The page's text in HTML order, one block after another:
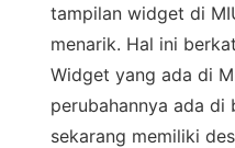
tampilan widget di
menarik. Hal ini
Widget yang ada di
perubahannya ada di
sekarang memiliki